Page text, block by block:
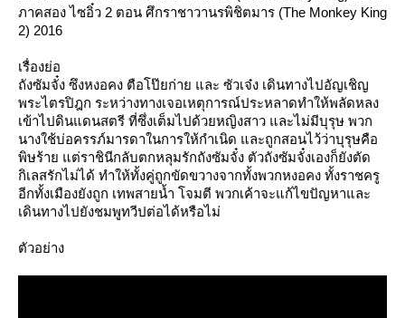
ภาคสอง ไซอิ๋ว 2 ตอน ศึกราชาวานรพิชิตมาร (The Monkey King
2) 2016
เรื่องย่อ
ถังซัมจั๋ง ซึงหงอคง ตือโป๊ยก่าย และ ซัวเจ๋ง เดินทางไปอัญเชิญ
พระไตรปิฎก ระหว่างทางเจอเหตุการณ์ประหลาดทำให้พลัดหลง
เข้าไปดินแดนสตรี ที่ซึ่งเต็มไปด้วยหญิงสาว และไม่มีบุรุษ พวก
นางใช้บ่อครรภ์มารดาในการให้กำเนิด และถูกสอนไว้ว่าบุรุษคือ
พิษร้าย แต่ราชินีกลับตกหลุมรักถังซัมจั๋ง ตัวถังซัมจั๋งเองก็ยังตัด
กิเลสรักไม่ได้ ทำให้ทั้งคู่ถูกขัดขวางจากทั้งพวกหงอคง ทั้งราชครู
อีกทั้งเมืองยังถูก เทพสายน้ำ โจมตี พวกเค้าจะแก้ไขปัญหาและ
เดินทางไปยังชมพูทวีปต่อได้หรือไม่
ตัวอย่าง